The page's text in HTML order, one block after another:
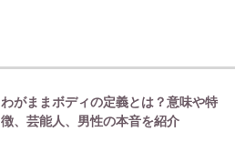
わがままボディの定義とは？意味や特
徴、芸能人、男性の本音を紹介